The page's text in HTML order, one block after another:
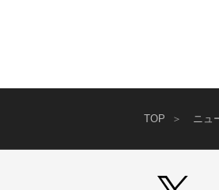
TOP ニュ